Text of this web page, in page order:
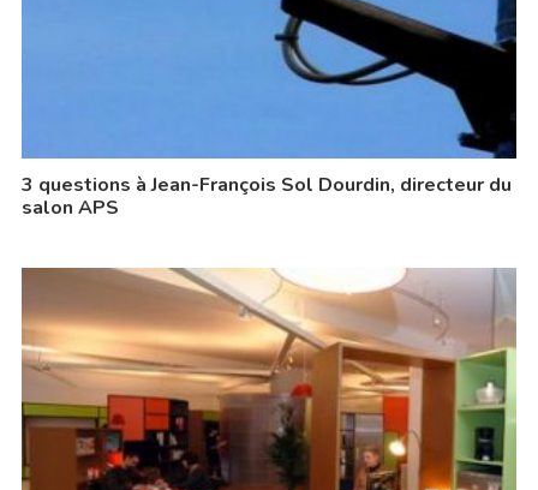
3 questions à Jean-François Sol Dourdin, directeur du
salon APS